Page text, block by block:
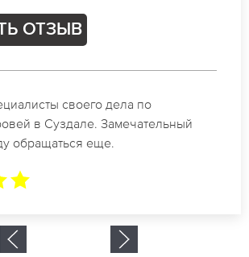
ОТЗЫВ
Заказывала татуаж на свадьбу
2 часа все было сделано.